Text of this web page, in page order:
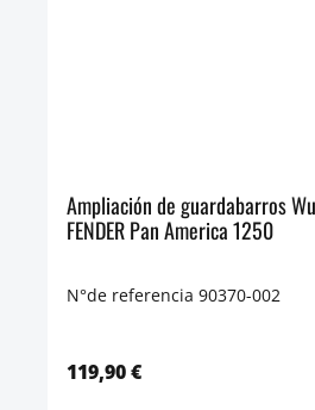
Ampliación de guardabarros
FENDER Pan America 1250
N°de referencia 90370-002
119,90 €